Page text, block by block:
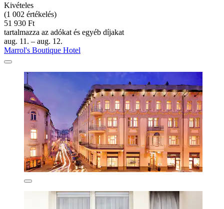
Kivételes
(1 002 értékelés)
51 930 Ft
tartalmazza az adókat és egyéb díjakat
aug. 11. – aug. 12.
Marrol's Boutique Hotel